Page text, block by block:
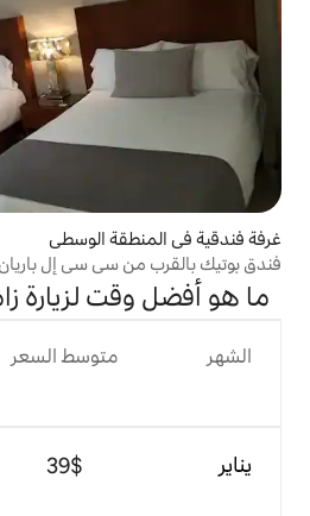
متوسط التقييم 4.53 من 5، 62 مراجعات
4.53 (62)
سي إل باريان
زامورا دي هيدالغو؟
السعر
متوسط درجة
60°ف